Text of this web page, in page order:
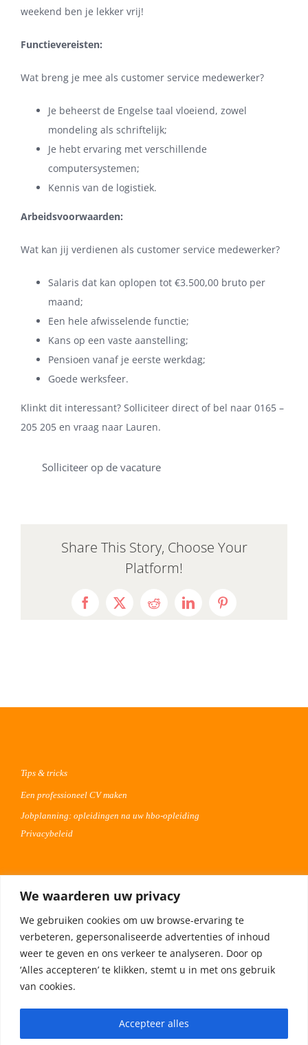
We waarderen uw privacy
We gebruiken cookies om uw browse-ervaring te
verbeteren, gepersonaliseerde advertenties of inhoud
weer te geven en ons verkeer te analyseren. Door op
‘Alles accepteren’ te klikken, stemt u in met ons gebruik
van cookies.
Accepteer alles
weekend ben je lekker vrij!
Functievereisten:
Wat breng je mee als customer service medewerker?
Je beheerst de Engelse taal vloeiend, zowel
mondeling als schriftelijk;
Je hebt ervaring met verschillende
computersystemen;
Kennis van de logistiek.
Arbeidsvoorwaarden:
Wat kan jij verdienen als customer service medewerker?
Salaris dat kan oplopen tot €3.500,00 bruto per
maand;
Een hele afwisselende functie;
Kans op een vaste aanstelling;
Pensioen vanaf je eerste werkdag;
Goede werksfeer.
Klinkt dit interessant? Solliciteer direct of bel naar 0165 –
205 205 en vraag naar Lauren.
Solliciteer op de vacature
Share This Story, Choose Your
Platform!
Facebook
X RedditLinkedInPinterest
Tips & tricks
Een professioneel CV maken
Jobplanning: opleidingen na uw hbo-opleiding
Privacybeleid
Plaats uw vacature 30 dagen gratis
Adverteren op Meta